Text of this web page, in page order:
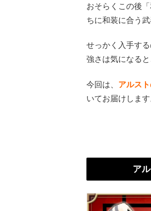
おそらくこの後
ちに和装に合う
せっかく入手す
強さは気になると
今回は、 アルス
いてお届けします
ア